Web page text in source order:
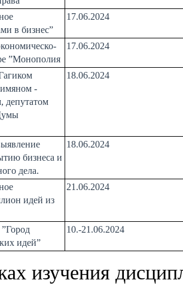
в бизнес”
17.06.2024
”Монополия
17.06.2024
-
депутатом
18.06.2024
бизнеса и
дела.
18.06.2024
идей из
21.06.2024
идей”
10.-21.06.2024
изучения